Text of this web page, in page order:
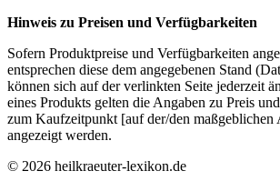
Hinweis zu Preisen und Verfügbarkeiten
Sofern Produktpreise und Verfügbarkeiten
entsprechen diese dem angegebenen Stand
können sich auf der verlinkten Seite jederzeit
eines Produkts gelten die Angaben zu Preis
zum Kaufzeitpunkt [auf der/den maßgeblichen
angezeigt werden.
© 2026 heilkraeuter-lexikon.de